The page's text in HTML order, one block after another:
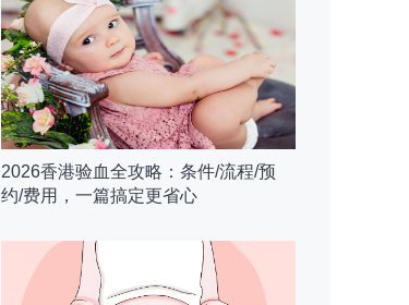
2026香港验血全攻略：条件/流程/预
约/费用，一篇搞定更省心